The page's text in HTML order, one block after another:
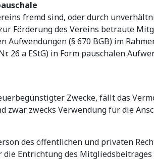
fremd sind, oder durch
Förderung des Vereins betraute
(§ 670 BGB) im
26 a EStG) in Form pauschalen
Zwecke, fällt das
zwecks Verwendung für die
des öffentlichen und privaten
Entrichtung des